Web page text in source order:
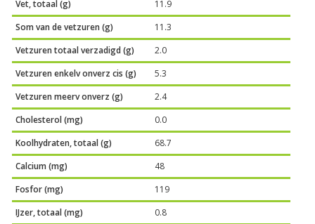
Vet, totaal (g)
11.9
Som van de vetzuren (g)
11.3
Vetzuren totaal verzadigd (g)
2.0
Vetzuren enkelv onverz cis (g)
5.3
Vetzuren meerv onverz (g)
2.4
Cholesterol (mg)
0.0
Koolhydraten, totaal (g)
68.7
Calcium (mg)
48
Fosfor (mg)
119
IJzer, totaal (mg)
0.8